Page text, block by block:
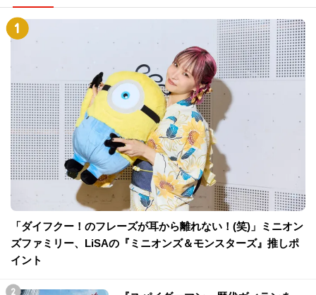
「ダイフクー！のフレーズが耳から離れない！(笑)」ミニオン
ズファミリー、LiSAの『ミニオンズ＆モンスターズ』推しポ
イント